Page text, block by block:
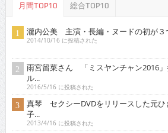
月間TOP10 総合TOP10
瀧内公美 主演・長編・ヌードの初が３
2014/10/16 に投稿された
雨宮留菜さん 「ミスヤンチャン2016」
ル...
2016/5/16 に投稿された
真琴 セクシーDVDをリリースした元ひ
子...
2013/4/16 に投稿された